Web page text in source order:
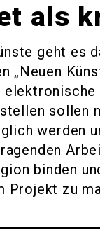
als
geht es
„Neuen
sollen
werden
binden
Projekt zu